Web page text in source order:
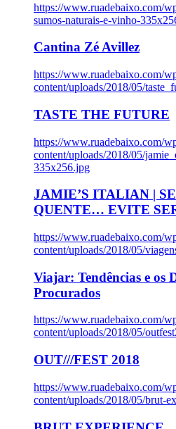
https://www.ruadebaixo.com/
sumos-naturais-e-vinho-
Cantina Zé Avillez
https://www.ruadebaixo.com/
content/uploads/2018/05/
TASTE THE FUTURE
https://www.ruadebaixo.com/
content/uploads/2018/05/
335x256.jpg
JAMIE’S ITALIAN |
QUENTE… EVITE
https://www.ruadebaixo.com/
content/uploads/2018/05/
Viajar: Tendências e os
Procurados
https://www.ruadebaixo.com/
content/uploads/2018/05/
OUT///FEST 2018
https://www.ruadebaixo.com/
content/uploads/2018/05/brut-